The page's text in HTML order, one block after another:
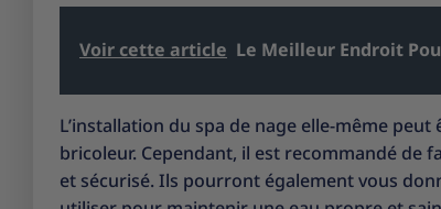
Voir cette article Le Meilleur Endroit
L’installation du spa de nage elle-même
bricoleur. Cependant, il est recommandé de
et sécurisé. Ils pourront également vous